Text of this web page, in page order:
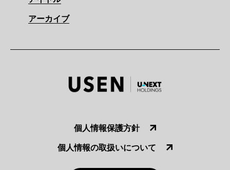
アーカイブ
個人情報保護方針
個人情報の取扱いについて